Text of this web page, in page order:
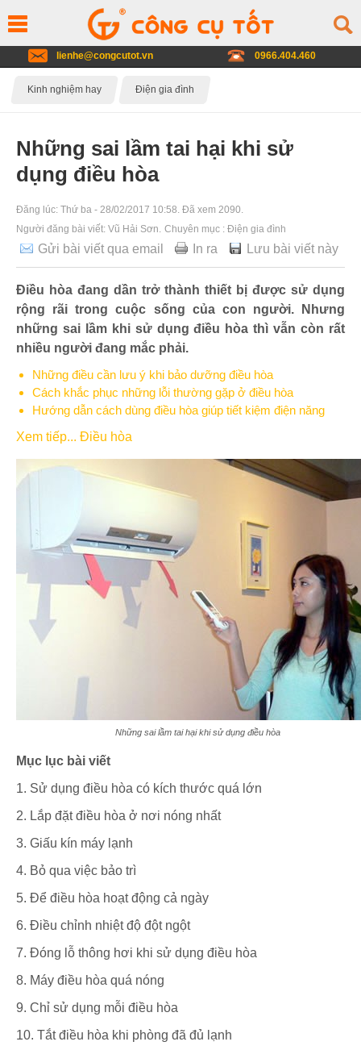
0966.404.460
lienhe@congcutot.vn
Kinh nghiệm hay Điện gia đình
Những sai lầm tai hại khi sử
dụng điều hòa
Đăng lúc: Thứ ba - 28/02/2017 10:58 . Đã xem 2090.
Người đăng bài viết: Vũ Hải Sơn Chuyên mục : Điện gia đình
Gửi bài viết qua email In ra Lưu bài viết này
Điều hòa đang dần trở thành thiết bị được sử dụng
rộng rãi trong cuộc sống của con người. Nhưng
những sai lầm khi sử dụng điều hòa thì vẫn còn rất
nhiều người đang mắc phải.
Những điều cần lưu ý khi bảo dưỡng điều hòa
Cách khắc phục những lỗi thường gặp ở điều hòa
Hướng dẫn cách dùng điều hòa giúp tiết kiệm điện năng
Xem tiếp... Điều hòa
Những sai lầm tai hại khi sử dụng điều hòa
Mục lục bài viết
1. Sử dụng điều hòa có kích thước quá lớn
2. Lắp đặt điều hòa ở nơi nóng nhất
3. Giấu kín máy lạnh
4. Bỏ qua việc bảo trì
5. Để điều hòa hoạt động cả ngày
6. Điều chỉnh nhiệt độ đột ngột
7. Đóng lỗ thông hơi khi sử dụng điều hòa
8. Máy điều hòa quá nóng
9. Chỉ sử dụng mỗi điều hòa
10. Tắt điều hòa khi phòng đã đủ lạnh